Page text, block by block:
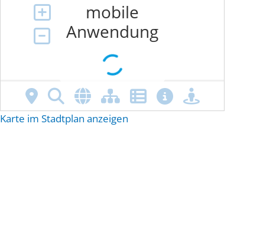
Karte im Stadtplan anzeigen